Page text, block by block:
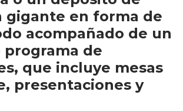
gigante en forma de
acompañado de un
de
que incluye mesas
presentaciones y